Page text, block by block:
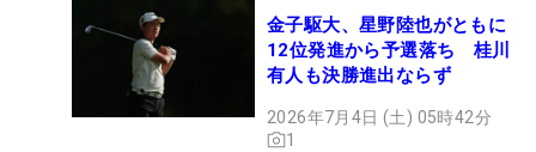
金子駆大、星野陸也がともに
12位発進から予選落ち 桂川
有人も決勝進出ならず
2026年7月4日 (土) 05時42分
1